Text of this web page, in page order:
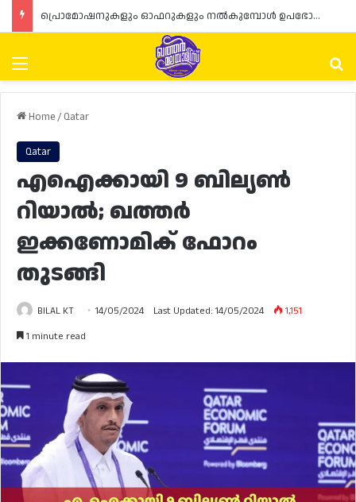
പ്രൊമോഷനുകളും ഓഫറുകളും നൽകുമ്പോൾ ഉപഭോക്താക്കളുടെ അവകാശങ്ങൾ ഉറപ്പാക്കണമെന്ന് ഖത്തർ വാണിജ്യ വ്യവസായ മന്ത്രാലയത്തിന്റെ (MoCI) നിർദ്ദേശം
Menu
Home/ Qatar
Qatar
എഐക്കായി 9 ബില്യൺ
റിയാൽ; ഖത്തർ
ഇക്കണോമിക് ഫോറം
തുടങ്ങി
BILAL KT 14/05/2024 Last Updated: 14/05/2024
1,151
1 minute read